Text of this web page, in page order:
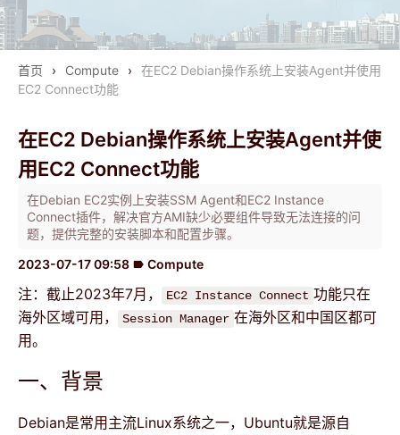
首页 › Compute ›
在EC2 Debian操作系统上安装Agent并使用
EC2 Connect功能
在EC2 Debian操作系统上安装Agent并使
用EC2 Connect功能
在Debian EC2实例上安装SSM Agent和EC2 Instance
Connect插件，解决官方AMI缺少必要组件导致无法连接的问
题，提供完整的安装脚本和配置步骤。
2023-07-17 09:58 label Compute
注：截止2023年7月， EC2 Instance Connect 功能只在
海外区域可用，
Session Manager 在海外区和中国区都可
用。
一、背景
Debian是常用主流Linux系统之一，Ubuntu就是源自